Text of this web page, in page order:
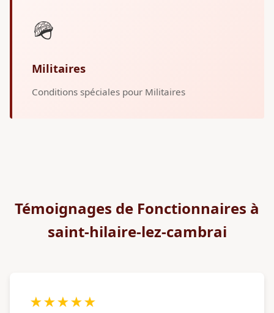
🪖
Militaires
Conditions spéciales pour Militaires
Témoignages de Fonctionnaires à
saint-hilaire-lez-cambrai
★★★★★